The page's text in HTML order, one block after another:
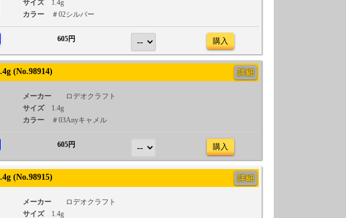
サイズ
1.4g
カラー
＃02シルバー
605円 購入
(No.98914) 詳細
メーカー
ロデオクラフト
サイズ
1.4g
カラー
＃03Anyキャメル
605円 購入
(No.98915) 詳細
メーカー
ロデオクラフト
サイズ
1.4g